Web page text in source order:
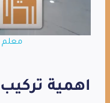
معلم
اهمية